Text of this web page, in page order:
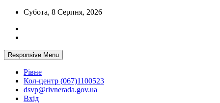
Skip
content
Субота, 8 Серпня, 2026
Responsive Menu
Рівне
Кол-центр (067)1100523
dsvp@rivnerada.gov.ua
Вхід